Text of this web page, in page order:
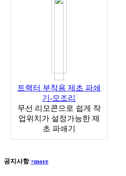
트랙터 부착용 제초 파쇄
기-모조리
무선 리모콘으로 쉽게 작
업위치가 설정가능한 제
초 파쇄기
공지사항+more